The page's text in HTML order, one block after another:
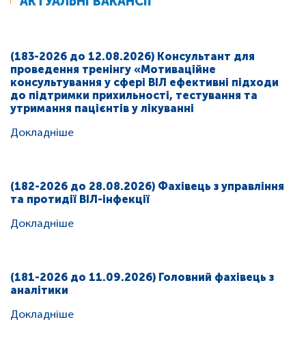
(183-2026 до 12.08.2026) Консультант для
проведення тренінгу «Мотиваційне
консультування у сфері ВІЛ ефективні підходи
до підтримки прихильності, тестування та
утримання пацієнтів у лікуванні
Докладніше
(182-2026 до 28.08.2026) Фахівець з управління
та протидії ВІЛ-інфекції
Докладніше
(181-2026 до 11.09.2026) Головний фахівець з
аналітики
Докладніше